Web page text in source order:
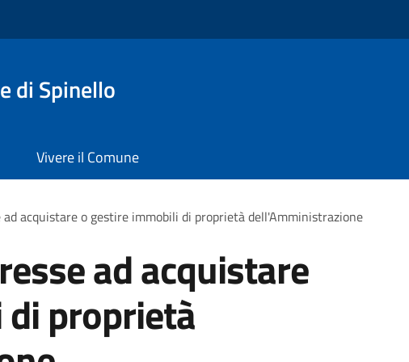
di Spinello
Vivere il Comune
acquistare o gestire immobili di proprietà dell'Amministrazione
ad acquistare
proprietà